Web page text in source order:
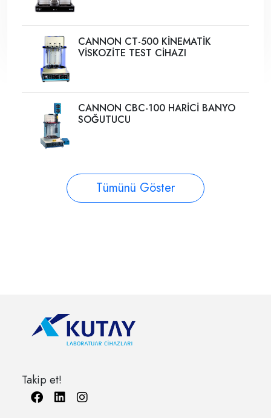
CANNON CT-500 KİNEMATİK
VİSKOZİTE TEST CİHAZI
CANNON CBC-100 HARİCİ BANYO
SOĞUTUCU
Tümünü Göster
Takip et!